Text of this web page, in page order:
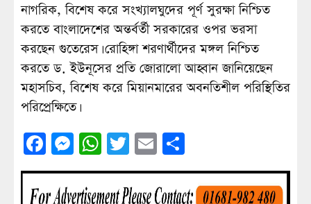
নাগরিক, বিশেষ করে সংখ্যালঘুদের পূর্ণ সুরক্ষা নিশ্চিত
করতে বাংলাদেশের অন্তর্বর্তী সরকারের ওপর ভরসা
করছেন গুতেরেস। রোহিঙ্গা শরণার্থীদের মঙ্গল নিশ্চিত
করতে ড. ইউনূসের প্রতি জোরালো আহ্বান জানিয়েছেন
মহাসচিব, বিশেষ করে মিয়ানমারের অবনতিশীল পরিস্থিতির
পরিপ্রেক্ষিতে।
Facebook
Messenger
WhatsApp
Twitter
Email